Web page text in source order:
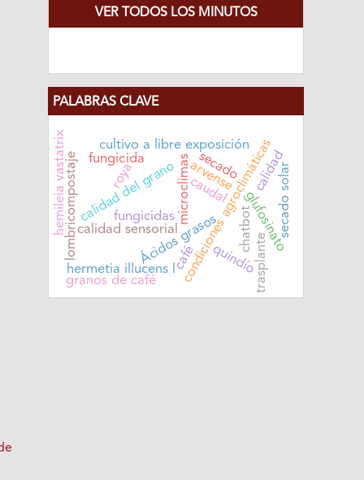
VER TODOS LOS MINUTOS
PALABRAS CLAVE
Ácidos grasoscondiciones agroclimáticas
calidad sensorial
quindío
hermetia illucens l
lombricompostaje roya
hemileia vastatrix fungicida
chatbot
microclimas
cultivo a libre exposición
calidad del grano
café
arvense
glufosinato
calidad
caudal
granos de café trasplante
fungicidas secado solar
secado